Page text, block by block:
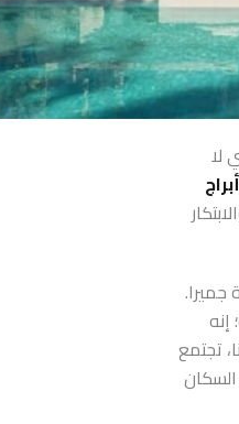
لا
أبراج
جميرا.
تجتمع